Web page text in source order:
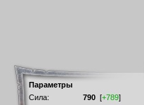
Параметры
Сила:
790 [+789]